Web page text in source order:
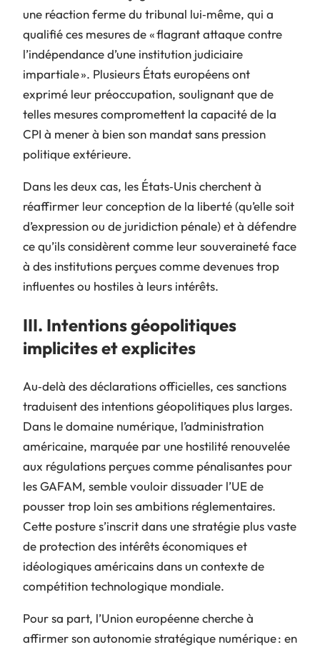
une réaction ferme du tribunal lui‑même, qui a
qualifié ces mesures de « flagrant attaque contre
l’indépendance d’une institution judiciaire
impartiale ». Plusieurs États européens ont
exprimé leur préoccupation, soulignant que de
telles mesures compromettent la capacité de la
CPI à mener à bien son mandat sans pression
politique extérieure.
Dans les deux cas, les États‑Unis cherchent à
réaffirmer leur conception de la liberté (qu’elle soit
d’expression ou de juridiction pénale) et à défendre
ce qu’ils considèrent comme leur souveraineté face
à des institutions perçues comme devenues trop
influentes ou hostiles à leurs intérêts.
III. Intentions géopolitiques
implicites et explicites
Au‑delà des déclarations officielles, ces sanctions
traduisent des intentions géopolitiques plus larges.
Dans le domaine numérique, l’administration
américaine, marquée par une hostilité renouvelée
aux régulations perçues comme pénalisantes pour
les GAFAM, semble vouloir dissuader l’UE de
pousser trop loin ses ambitions réglementaires.
Cette posture s’inscrit dans une stratégie plus vaste
de protection des intérêts économiques et
idéologiques américains dans un contexte de
compétition technologique mondiale.
Pour sa part, l’Union européenne cherche à
affirmer son autonomie stratégique numérique : en